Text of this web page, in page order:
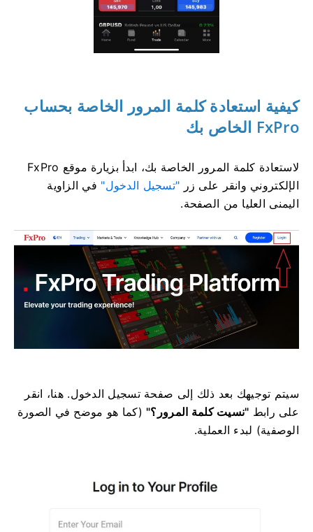
كيفية استعادة كلمة المرور الخاصة بحساب
FxPro الخاص بك
لاستعادة كلمة المرور الخاصة بك، ابدأ بزيارة موقع FxPro
الإلكتروني وانقر على زر "تسجيل الدخول" في الزاوية
اليمنى العليا من الصفحة.
سيتم توجيهك بعد ذلك إلى صفحة تسجيل الدخول. هنا، انقر
على رابط "نسيت كلمة المرور؟" (كما هو موضح في الصورة
الوصفية) لبدء العملية.